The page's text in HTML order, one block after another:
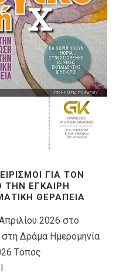
ΓΙΑ ΤΟΝ
ΤΗΝ ΈΓΚΑΙΡΗ
ΘΕΡΑΠΕΊΑ
2026 στο
στη Δράμα Ημερομηνία
Τόπος